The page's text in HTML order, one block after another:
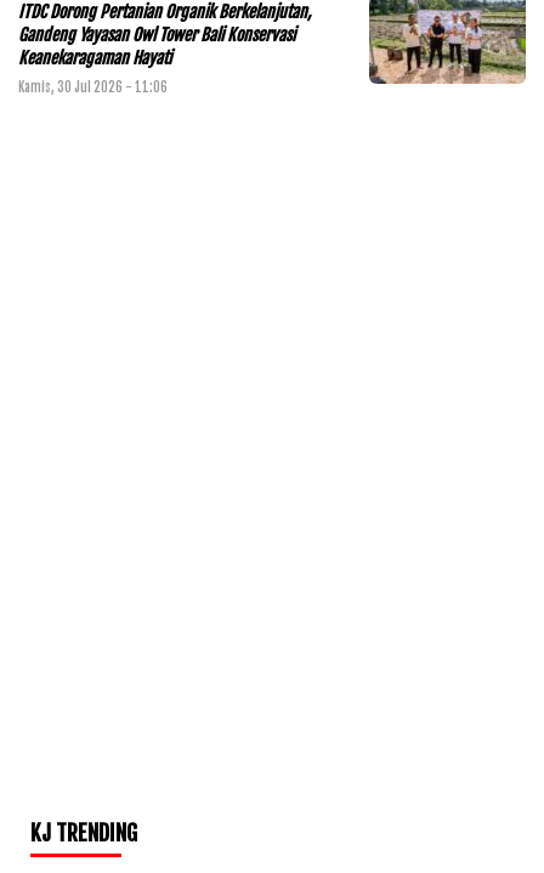
ITDC Dorong Pertanian Organik Berkelanjutan,
Gandeng Yayasan Owl Tower Bali Konservasi
Keanekaragaman Hayati
Kamis, 30 Jul 2026 - 11:06
KJ TRENDING